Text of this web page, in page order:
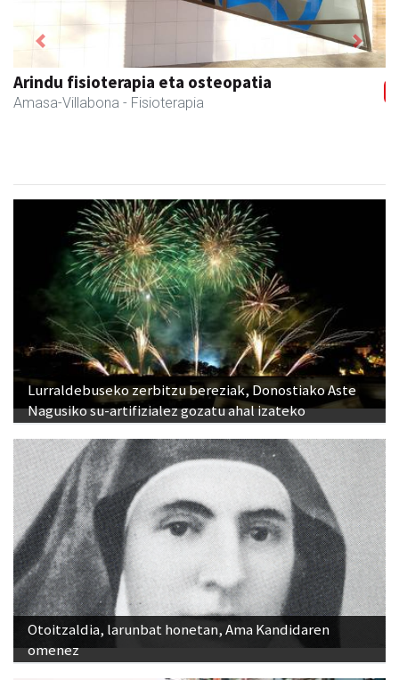
Eizmendi anaiak
Amasa-Villabona - Armategia
Previous Next
Lurraldebuseko zerbitzu bereziak, Donostiako Aste
Nagusiko su-artifizialez gozatu ahal izateko
Otoitzaldia, larunbat honetan, Ama Kandidaren
omenez